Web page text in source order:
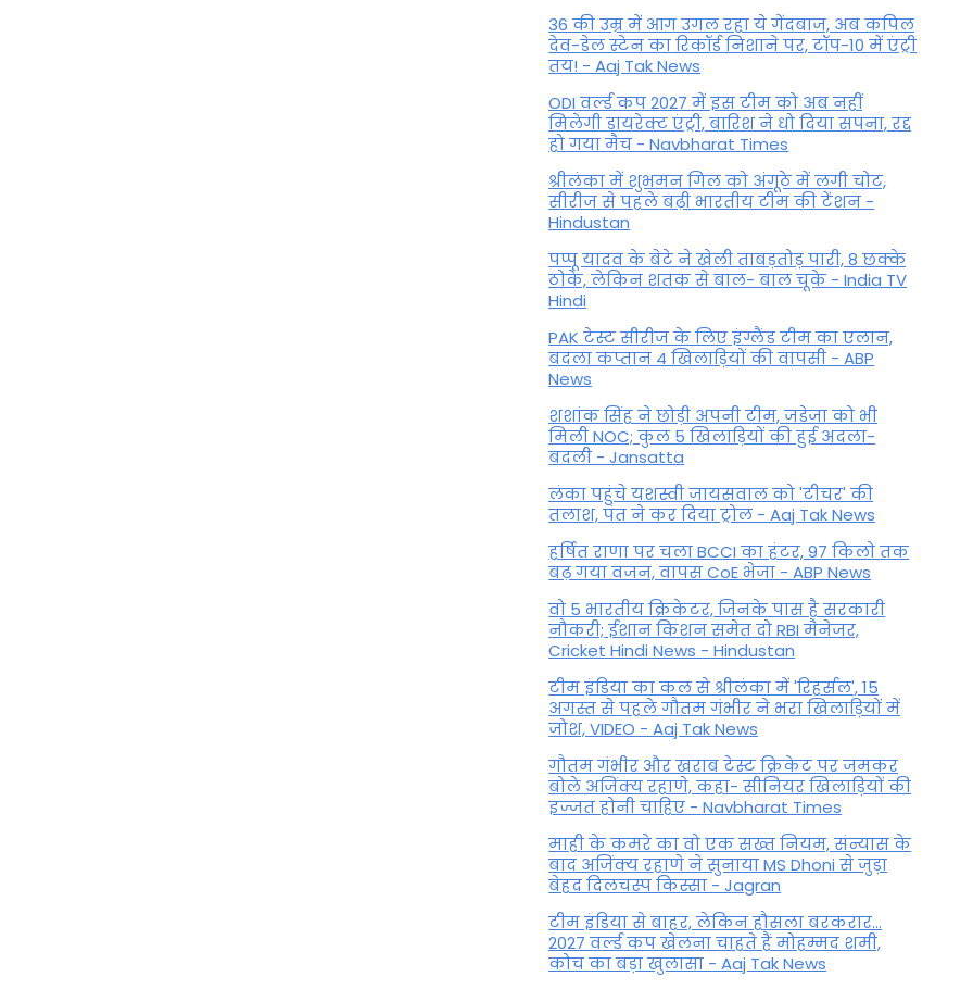
36 की उम्र में आग उगल रहा ये गेंदबाज, अब कपिल
देव-डेल स्टेन का रिकॉर्ड निशाने पर, टॉप-10 में एंट्री
तय! - Aaj Tak News
ODI वर्ल्ड कप 2027 में इस टीम को अब नहीं
मिलेगी डायरेक्ट एंट्री, बारिश ने धो दिया सपना, रद्द
हो गया मैच - Navbharat Times
श्रीलंका में शुभमन गिल को अंगूठे में लगी चोट,
सीरीज से पहले बढ़ी भारतीय टीम की टेंशन -
Hindustan
पप्पू यादव के बेटे ने खेली ताबड़तोड़ पारी, 8 छक्के
ठोके, लेकिन शतक से बाल- बाल चूके - India TV
Hindi
PAK टेस्ट सीरीज के लिए इंग्लैंड टीम का एलान,
बदला कप्तान 4 खिलाड़ियों की वापसी - ABP
News
शशांक सिंह ने छोड़ी अपनी टीम, जडेजा को भी
मिली NOC; कुल 5 खिलाड़ियों की हुई अदला-
बदली - Jansatta
लंका पहुंचे यशस्वी जायसवाल को 'टीचर' की
तलाश, पंत ने कर द‍िया ट्रोल - Aaj Tak News
हर्षित राणा पर चला BCCI का हंटर, 97 किलो तक
बढ़ गया वजन, वापस CoE भेजा - ABP News
वो 5 भारतीय क्रिकेटर, जिनके पास है सरकारी
नौकरी; ईशान किशन समेत दो RBI मैनेजर,
Cricket Hindi News - Hindustan
टीम इंडिया का कल से श्रीलंका में 'रिहर्सल', 15
अगस्त से पहले गौतम गंभीर ने भरा ख‍िलाड़‍ियों में
जोश, VIDEO - Aaj Tak News
गौतम गंभीर और खराब टेस्ट क्रिकेट पर जमकर
बोले अजिंक्य रहाणे, कहा- सीनियर खिलाड़ियों की
इज्जत होनी चाहिए - Navbharat Times
माही के कमरे का वो एक सख्त नियम, संन्यास के
बाद अजिंक्‍य रहाणे ने सुनाया MS Dhoni से जुड़ा
बेहद दिलचस्प किस्सा - Jagran
टीम इंडिया से बाहर, लेकिन हौसला बरकरार...
2027 वर्ल्ड कप खेलना चाहते हैं मोहम्मद शमी,
कोच का बड़ा खुलासा - Aaj Tak News